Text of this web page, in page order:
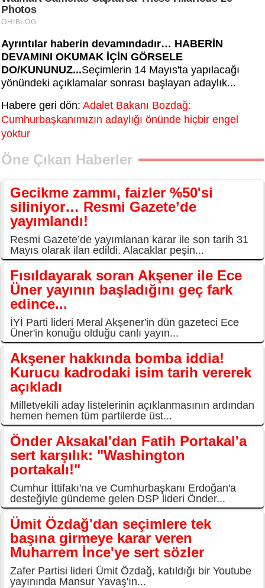
Ayrıntılar haberin devamındadır… HABERİN
DEVAMINI OKUMAK İÇİN GÖRSELE
DO/KUNUNUZ...Seçimlerin 14 Mayıs'ta yapılacağı
yönündeki açıklamalar sonrası başlayan adaylık...
Habere geri dön: Adalet Bakanı Bozdağ:
Cumhurbaşkanımızın adaylığı önünde hiçbir engel
yoktur
Öne Çıkan Haberler
Gecikme zammı, faizler %50'si
siliniyor… Resmi Gazete’de
yayımlandı!
Resmi Gazete’de yayımlanan karar ile son tarih 31
Mayıs olarak ilan edildi. Alacaklar peşin...
Fısıldayarak soran Akşener ile Ece
Üner yayının başladığını geç fark
edince...
İYİ Parti lideri Meral Akşener'in dün gazeteci Ece
Üner'in konuğu olduğu canlı yayın...
Akşener hakkında bomba iddia!
Kurucu kadrodaki isim tarih vererek
açıkladı
Milletvekili aday listelerinin açıklanmasının ardından
hemen hemen tüm partilerde üst...
Önder Aksakal'dan Fatih Portakal'a
sert karşılık: "Washington
portakalı!"
Cumhur İttifakı'na ve Cumhurbaşkanı Erdoğan'a
desteğiyle gündeme gelen DSP lideri Önder...
Ümit Özdağ'dan seçimlere tek
başına girmeye karar veren
Muharrem İnce'ye sert sözler
Zafer Partisi lideri Ümit Özdağ, katıldığı bir Youtube
yayınında Mansur Yavaş'ın...